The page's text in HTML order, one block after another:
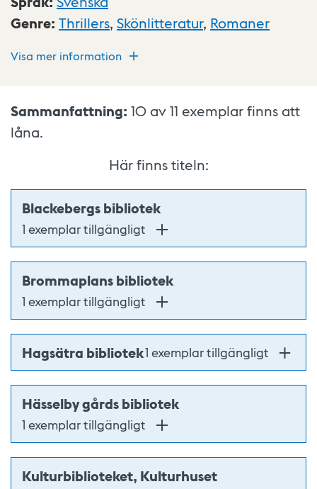
Genre: Thrillers, Skönlitteratur, Romaner
Visa mer information
Sammanfattning: 10 av 11 exemplar finns att
låna.
Här finns titeln:
Blackebergs bibliotek
1 exemplar tillgängligt
Brommaplans bibliotek
1 exemplar tillgängligt
Hagsätra bibliotek1 exemplar tillgängligt
Hässelby gårds bibliotek
1 exemplar tillgängligt
Kulturbiblioteket, Kulturhuset